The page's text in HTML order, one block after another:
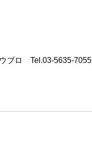
ブロ Tel.03-5635-7055